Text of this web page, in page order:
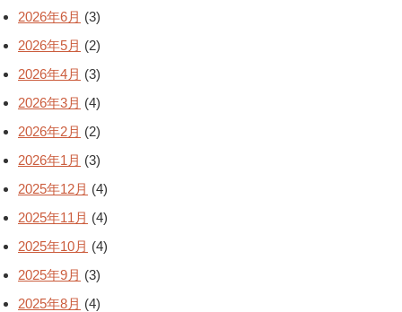
2026年6月 (3)
2026年5月 (2)
2026年4月 (3)
2026年3月 (4)
2026年2月 (2)
2026年1月 (3)
2025年12月 (4)
2025年11月 (4)
2025年10月 (4)
2025年9月 (3)
2025年8月 (4)